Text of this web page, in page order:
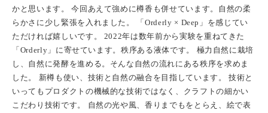
かと思います。 今回あえて強めに樽香も併せています。自然の柔
らかさに少し緊張を入れました。 「Orderly × Deep」を感じてい
ただければ嬉しいです。 2022年は数年前から実験を重ねてきた
「Orderly」に寄せています。秩序ある液体です。 極力自然に栽培
し、自然に発酵を進める。そんな自然の流れにある秩序を求めま
した。 新樽も使い、技術と自然の融合を目指しています。 技術と
いってもプロダクトの機械的な技術ではなく、クラフトの細かい
こだわり技術です。 自然の光や風、香りまでもをとらえ、絵で表